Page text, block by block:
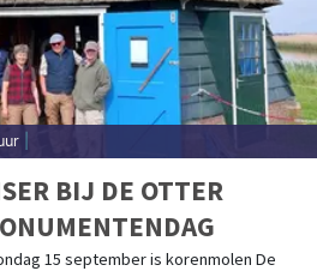
BIJ DE OTTER
15 september is korenmolen De